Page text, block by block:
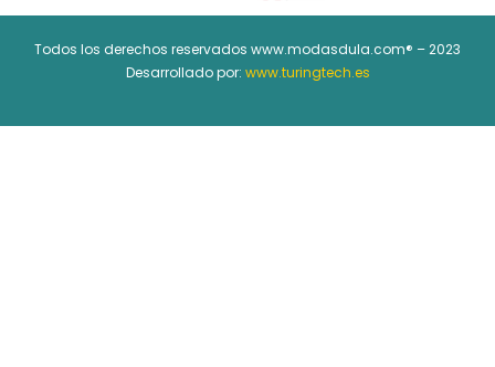
Todos los derechos reservados www.modasdula.com® – 2023
Desarrollado por: www.turingtech.es